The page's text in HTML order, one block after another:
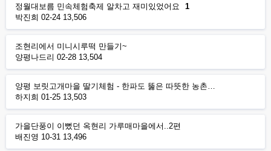
정월대보름 민속체험축제 알차고 재미있었어요
1
박진희 02-24 13,506
조현리에서 미니시루떡 만들기~
양평나드리 02-28 13,504
양평 보릿고개마을 딸기체험 - 한파도 뚫은 따뜻한 농촌…
하지희 01-25 13,503
가을단풍이 이뻤던 옥현리 가루매마을에서..2편
배진영 10-31 13,496